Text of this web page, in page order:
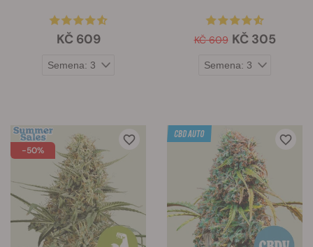
KČ 609 KČ 609 KČ 305
-50%